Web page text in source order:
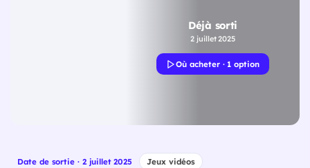
Déjà sorti
2 juillet 2025
Où acheter · 1 option
Date de sortie · 2 juillet 2025 Jeux vidéos